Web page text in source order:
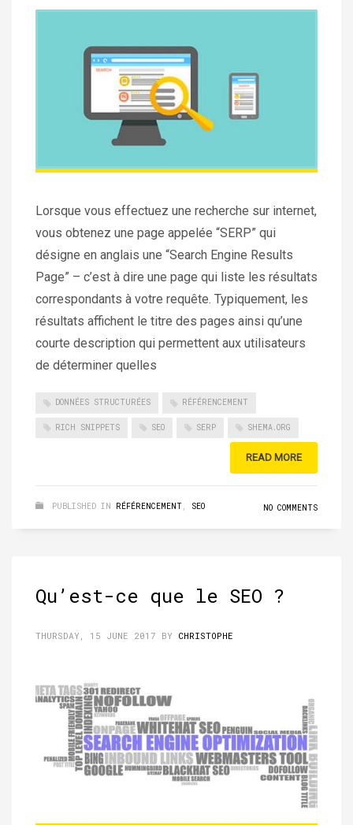
Lorsque vous effectuez une recherche sur internet,
vous obtenez une page appelée “SERP” qui
désigne en anglais une “Search Engine Results
Page” – c’est à dire une page qui liste les résultats
correspondants à votre requête. Typiquement, les
résultats affichent le titre des pages ainsi qu’une
courte description qui permettent aux utilisateurs
de déterminer quelles
DONNÉES STRUCTURÉES RÉFÉRENCEMENT
RICH SNIPPETS SEO SERP SHEMA.ORG
READ MORE
PUBLISHED IN RÉFÉRENCEMENT, SEO NO COMMENTS
Qu’est-ce que le SEO ?
THURSDAY, 15 JUNE 2017 BY CHRISTOPHE